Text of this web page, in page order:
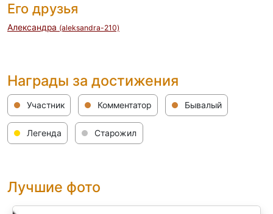
Его друзья
Александра (aleksandra-210)
Награды за достижения
Участник Комментатор Бывалый
Легенда Старожил
Лучшие фото